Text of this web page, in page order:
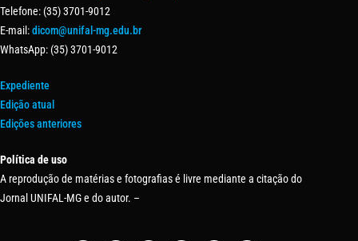
Telefone: (35) 3701-9012
E-mail:dicom@unifal-mg.edu.br
WhatsApp: (35) 3701-9012
Expediente
Edição atual
Edições anteriores
Política de uso
A reprodução de matérias e fotografias é livre mediante a citação do
Jornal UNIFAL-MG e do autor. –